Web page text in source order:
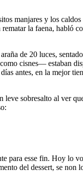
manjares y los
la faena, habló
de 20 luces,
cisnes— estaban
antes, en la mejor
sobresalto al ver
para esse fin. Hoy lo
del dessert, se non